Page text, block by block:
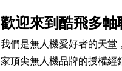
歡迎來到酷飛多軸
我們是無人機愛好者的天堂
家頂尖無人機品牌的授權經